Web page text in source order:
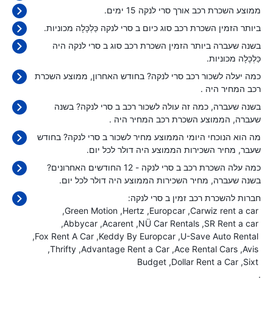
ממוצע השכרת רכב אורך סרי לנקה 15 ימים.
ביותר הזמין השכרת רכב סוג כיום ב סרי לנקה כַּלְכָּלָה מכוניות.
בשנה שעברה ביותר הזמין השכרת רכב סוג ב סרי לנקה היה
כַּלְכָּלָה מכוניות.
כמה יעלה לשכור רכב סרי לנקה? בחודש האחרון, ממוצע השכרת
רכב המחיר היה .
בשנה שעברה, כמה זה עולה לשכור רכב ב סרי לנקה? בשנה
שעברה, הממוצע השכרת רכב המחיר היה .
מה הוא הנוכחי היומי הממוצע מחיר לשכור ב סרי לנקה? בחודש
שעבר, מחיר השכירות הממוצע היה דולר לכל יום.
כמה עלה השכרת רכב ב סרי לנקה - 12 החודשים האחרונים?
בשנה שעברה, מחיר השכירות הממוצע היה דולר לכל יום.
חברות להשכרת רכב זמין ב סרי לנקה:
Carwiz rent a car
Europcar
Hertz
Green Motion
SR Rent a car
NÜ Car Rentals
Acarent
Abbycar
U-Save Auto Rental
Keddy By Europcar
Fox Rent A Car
Avis
Ace Rental Cars
Advantage Rent a Car
Thrifty
Sixt
Dollar Rent a Car
Budget
.